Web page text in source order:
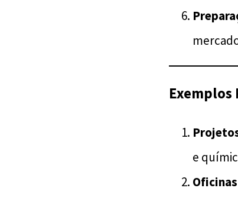
Exemplos
e